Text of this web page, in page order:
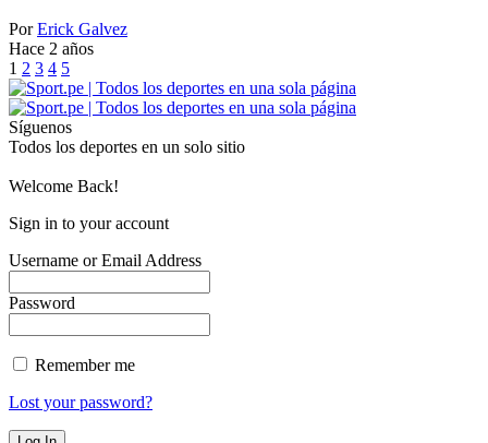
Por Erick Galvez
Hace 2 años
1 2 3 4 5
Síguenos
Todos los deportes en un solo sitio
Welcome Back!
Sign in to your account
Username or Email Address
Password
Remember me
Lost your password?